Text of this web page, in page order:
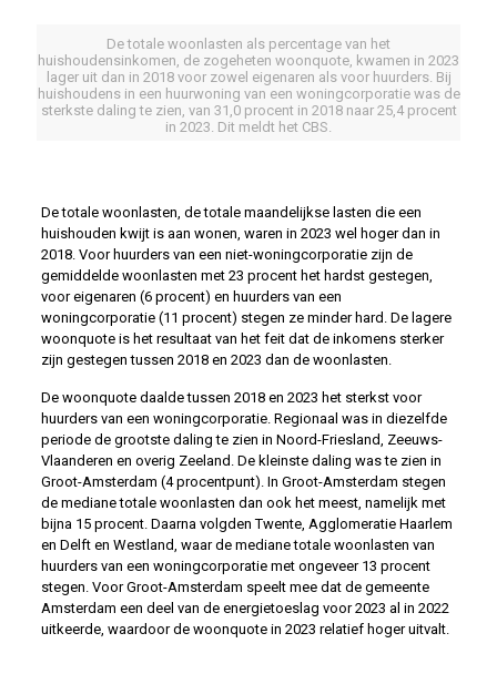
De totale woonlasten als percentage van het
huishoudensinkomen, de zogeheten woonquote, kwamen in 2023
lager uit dan in 2018 voor zowel eigenaren als voor huurders. Bij
huishoudens in een huurwoning van een woningcorporatie was de
sterkste daling te zien, van 31,0 procent in 2018 naar 25,4 procent
in 2023. Dit meldt het CBS.
De totale woonlasten, de totale maandelijkse lasten die een
huishouden kwijt is aan wonen, waren in 2023 wel hoger dan in
2018. Voor huurders van een niet-woningcorporatie zijn de
gemiddelde woonlasten met 23 procent het hardst gestegen,
voor eigenaren (6 procent) en huurders van een
woningcorporatie (11 procent) stegen ze minder hard. De lagere
woonquote is het resultaat van het feit dat de inkomens sterker
zijn gestegen tussen 2018 en 2023 dan de woonlasten.
De woonquote daalde tussen 2018 en 2023 het sterkst voor
huurders van een woningcorporatie. Regionaal was in diezelfde
periode de grootste daling te zien in Noord-Friesland, Zeeuws-
Vlaanderen en overig Zeeland. De kleinste daling was te zien in
Groot-Amsterdam (4 procentpunt). In Groot-Amsterdam stegen
de mediane totale woonlasten dan ook het meest, namelijk met
bijna 15 procent. Daarna volgden Twente, Agglomeratie Haarlem
en Delft en Westland, waar de mediane totale woonlasten van
huurders van een woningcorporatie met ongeveer 13 procent
stegen. Voor Groot-Amsterdam speelt mee dat de gemeente
Amsterdam een deel van de energietoeslag voor 2023 al in 2022
uitkeerde, waardoor de woonquote in 2023 relatief hoger uitvalt.